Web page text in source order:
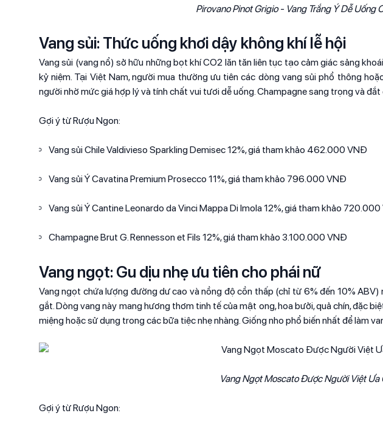
Pirovano Pinot Grigio - Vang Trắng Ý Dễ Uống
Vang sủi: Thức uống khơi dậy không khí lễ hội
Vang sủi (vang nổ) sở hữu những bọt khí CO2 lăn tăn liên tục tạo cảm giác sảng
kỷ niệm. Tại Việt Nam, người mua thường ưu tiên các dòng vang sủi phổ thông
người nhờ mức giá hợp lý và tính chất vui tươi dễ uống. Champagne sang trọng và
Gợi ý từ Rượu Ngon:
Vang sủi Chile Valdivieso Sparkling Demisec 12%, giá tham khảo 462.000 VNĐ
Vang sủi Ý Cavatina Premium Prosecco 11%, giá tham khảo 796.000 VNĐ
Vang sủi Ý Cantine Leonardo da Vinci Mappa Di Imola 12%, giá tham khảo
Champagne Brut G. Rennesson et Fils 12%, giá tham khảo 3.100.000 VNĐ
Vang ngọt: Gu dịu nhẹ ưu tiên cho phái nữ
Vang ngọt chứa lượng đường dư cao và nồng độ cồn thấp (chỉ từ 6% đến 10% ABV)
gắt. Dòng vang này mang hương thơm tinh tế của mật ong, hoa bưởi, quả chín, đặc
miệng hoặc sử dụng trong các bữa tiệc nhẹ nhàng. Giống nho phổ biến nhất để làm
Vang Ngọt Moscato Được Người Việt Ưa
Gợi ý từ Rượu Ngon: